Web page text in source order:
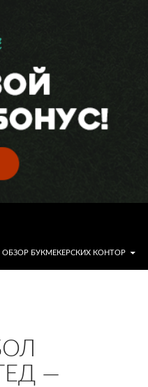
ОБЗОР БУКМЕКЕРСКИХ КОНТОР
—